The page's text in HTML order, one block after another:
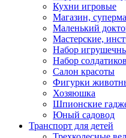
Кухни игровые
Магазин,
Маленький
Мастерские,
Набор
Набор
Салон красоты
Фигурки
Хозяюшка
Шпионские
Юный садовод
Транспорт для детей